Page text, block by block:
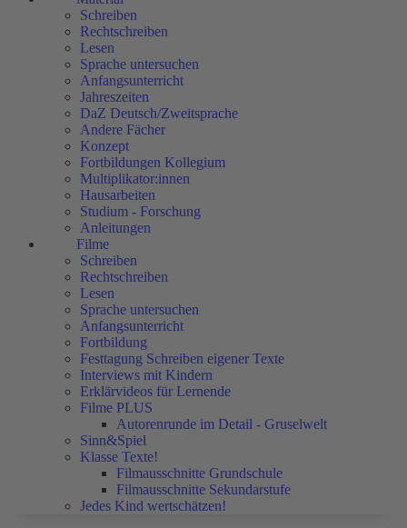
Schreiben
Rechtschreiben
Lesen
Sprache untersuchen
Anfangsunterricht
Jahreszeiten
DaZ Deutsch/Zweitsprache
Andere Fächer
Konzept
Fortbildungen Kollegium
Multiplikator:innen
Hausarbeiten
Studium - Forschung
Anleitungen
Filme
Schreiben
Rechtschreiben
Lesen
Sprache untersuchen
Anfangsunterricht
Fortbildung
Festtagung Schreiben eigener Texte
Interviews mit Kindern
Erklärvideos für Lernende
Filme PLUS
Autorenrunde im Detail - Gruselwelt
Sinn&Spiel
Klasse Texte!
Filmausschnitte Grundschule
Filmausschnitte Sekundarstufe
Jedes Kind wertschätzen!